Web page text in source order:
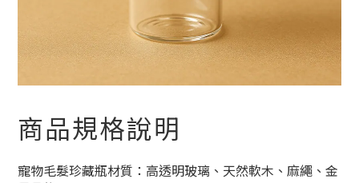
商品規格說明
寵物毛髮珍藏瓶材質：高透明玻璃、天然軟木、麻繩、金